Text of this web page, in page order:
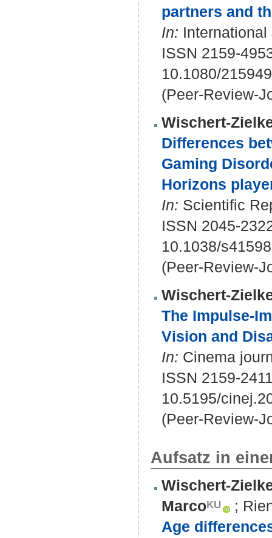
partners and
In:
ISSN 2159-
10.1080/
(Peer-Review-
Wischert-
Differences
Gaming
Horizons
In: Scientific
ISSN 2045-
10.1038/
(Peer-Review-
Wischert-
The Impulse-
Vision and
In: Cinema
ISSN 2159-
10.5195/
(Peer-Review-
Aufsatz in
Wischert-
Marco
;
Age